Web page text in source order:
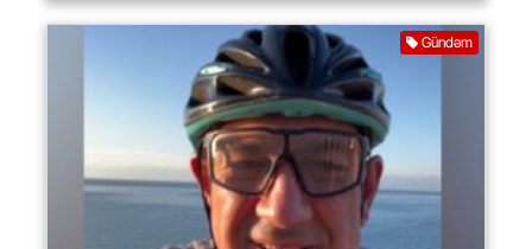
Gündəm